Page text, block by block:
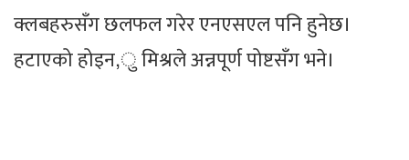
क्लबहरुसँग छलफल गरेर एनएसएल पनि हुनेछ।
हटाएको होइन,ु मिश्रले अन्नपूर्ण पोष्टसँग भने।